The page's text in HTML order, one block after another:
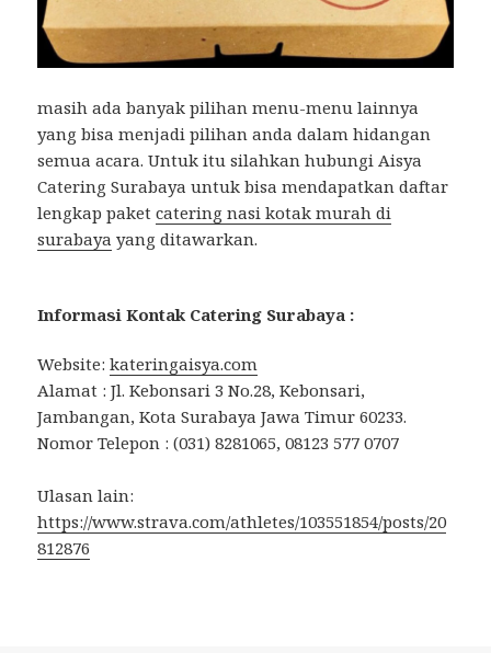
masih ada banyak pilihan menu-menu lainnya
yang bisa menjadi pilihan anda dalam hidangan
semua acara. Untuk itu silahkan hubungi Aisya
Catering Surabaya untuk bisa mendapatkan daftar
lengkap paketcatering nasi kotak murah di
surabaya yang ditawarkan.
Informasi Kontak Catering Surabaya :
Website:kateringaisya.com
Alamat : Jl. Kebonsari 3 No.28, Kebonsari,
Jambangan, Kota Surabaya Jawa Timur 60233.
Nomor Telepon : (031) 8281065, 08123 577 0707
Ulasan lain:
https://www.strava.com/athletes/103551854/posts/20
812876